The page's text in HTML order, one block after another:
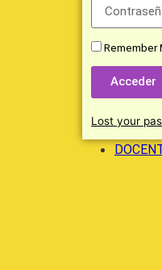
Remember
Acceder
Lost your